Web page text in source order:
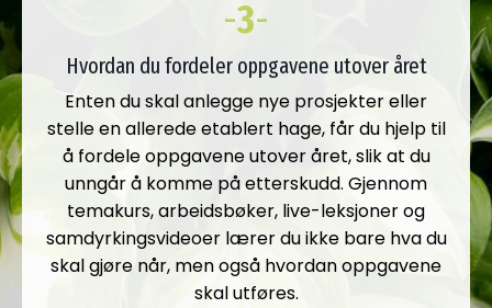
-3-
Hvordan du fordeler oppgavene utover året
Enten du skal anlegge nye prosjekter eller
stelle en allerede etablert hage, får du hjelp til
å fordele oppgavene utover året, slik at du
unngår å komme på etterskudd. Gjennom
temakurs, arbeidsbøker, live-leksjoner og
samdyrkingsvideoer lærer du ikke bare hva du
skal gjøre når, men også hvordan oppgavene
skal utføres.